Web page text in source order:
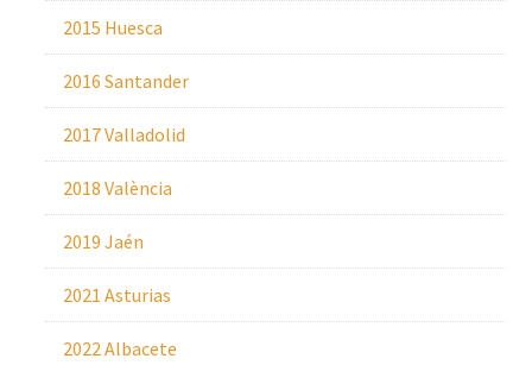
2015 Huesca
2016 Santander
2017 Valladolid
2018 València
2019 Jaén
2021 Asturias
2022 Albacete